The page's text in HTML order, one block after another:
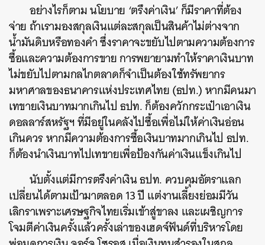
อย่างไรก็ตาม นโยบาย ‘ตรึงค่าเงิน’ ก็มีราคาที่ต้อง
จ่าย ถ้าเรามองสกุลเงินแต่ละสกุลเป็นสินค้าไม่ต่างจาก
น้ำมันดิบหรือทองคำ ซึ่งราคาจะขยับไปตามความต้องการ
ซื้อและความต้องการขาย การพยายามทำให้ราคาเงินบาท
ไม่ขยับไปตามกลไกตลาดก็จำเป็นต้องใช้ทรัพยากร
มหาศาลของธนาคารแห่งประเทศไทย (ธปท.) หากมีคนมา
เทขายเงินบาทมากเกินไป ธปท. ก็ต้องควักกระเป๋าเอาเงิน
ดอลลาร์สหรัฐฯ ที่มีอยู่ในคลังไปซื้อเพื่อไม่ให้ค่าเงินอ่อน
เกินควร หากมีความต้องการซื้อเงินบาทมากเกินไป ธปท.
ก็ต้องนำเงินบาทไปเทขายเพื่อป้องกันค่าเงินแข็งเกินไป
นับตั้งแต่มีการตรึงค่าเงิน ธปท. ควบคุมอัตราแลก
เปลี่ยนได้ตามเป้ามาตลอด 13 ปี แต่งานเลี้ยงย่อมมีวัน
เลิกราเพราะเศรษฐกิจไทยเริ่มเข้าสู่ขาลง และเผชิญการ
โจมตีค่าเงินครั้งแล้วครั้งเล่าของเฮดจ์ฟันด์ที่บริหารโดย